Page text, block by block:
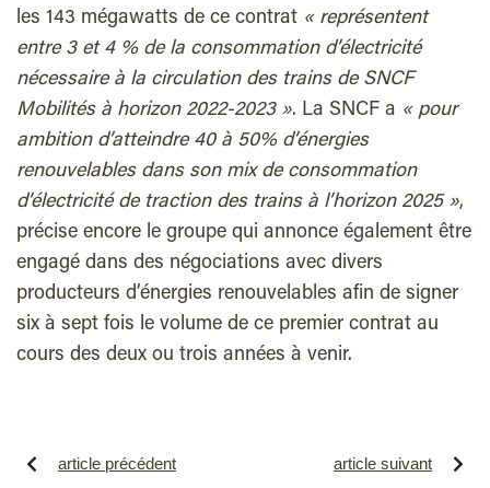
les 143 mégawatts de ce contrat « représentent
entre 3 et 4 % de la consommation d’électricité
nécessaire à la circulation des trains de SNCF
Mobilités à horizon 2022-2023 ». La SNCF a « pour
ambition d’atteindre 40 à 50% d’énergies
renouvelables dans son mix de consommation
d’électricité de traction des trains à l’horizon 2025 »,
précise encore le groupe qui annonce également être
engagé dans des négociations avec divers
producteurs d’énergies renouvelables afin de signer
six à sept fois le volume de ce premier contrat au
cours des deux ou trois années à venir.
article précédent article suivant